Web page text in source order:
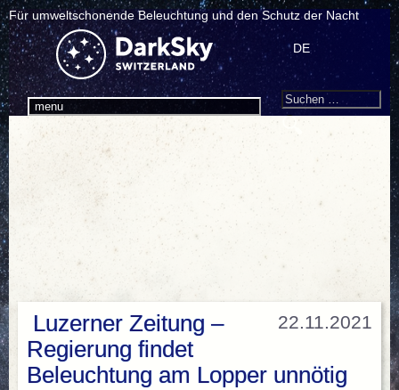
Für umweltschonende Beleuchtung und den Schutz der Nacht
menu
DE
Search
Suchen
22.11.2021
Luzerner Zeitung –
Regierung findet
Beleuchtung am Lopper unnötig